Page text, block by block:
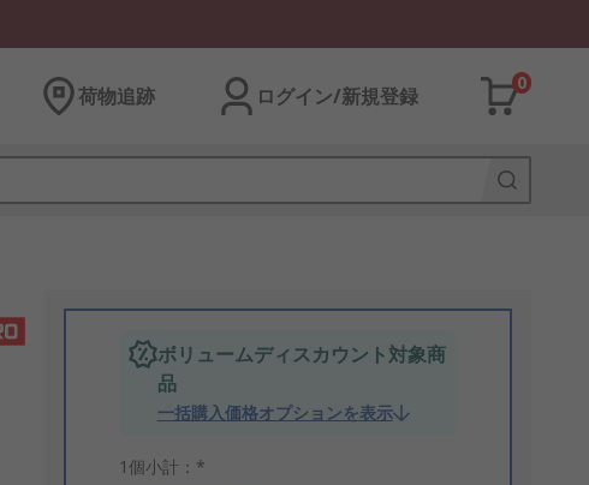
荷物追跡 ログイン/新規登録
0
ボリュームディスカウント対象商
品
一括購入価格オプションを表示
1個小計：*